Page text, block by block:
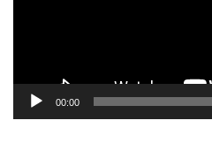
00:00